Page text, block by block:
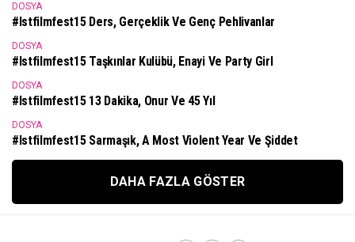
DOSYA
#istfilmfest15 Ders, Gerçeklik Ve Genç Pehlivanlar
DOSYA
#istfilmfest15 Taşkınlar Kulübü, Enayi Ve Party Girl
DOSYA
#istfilmfest15 13 Dakika, Onur Ve 45 Yıl
DOSYA
#istfilmfest15 Sarmaşık, A Most Violent Year Ve Şiddet
DAHA FAZLA GÖSTER